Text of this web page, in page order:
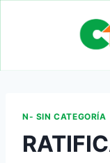
N- SIN CATEGORÍA